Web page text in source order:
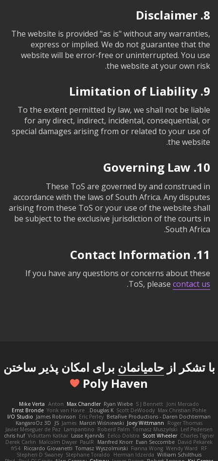
8. Disclaimer
The website is provided "as is" without any warranties,
express or implied. We do not guarantee that the
website will be error-free or uninterrupted. You use
the website at your own risk.
9. Limitation of Liability
To the extent permitted by law, we shall not be liable
for any direct, indirect, incidental, consequential, or
special damages arising from or related to your use of
the website.
10. Governing Law
These ToS are governed by and construed in
accordance with the laws of South Africa. Any disputes
arising from these ToS or your use of the website shall
be subject to the exclusive jurisdiction of the courts in
South Africa.
11. Contact Information
If you have any questions or concerns about these
ToS, please contact us
.
با تشکر از حامیانمان برای امکان پذیر ساختن
Poly Haven
Joni Mercado
S J Bennett
Ryan Wiebe
Max Chandler
Anton
Mike Verta
Max Christian Pohle
Scott DeWoody
Douglas K.
Yorik van Havre
Ernst Bronde
BetaFive Productions - Daren Dochterman
Eric Perley
James Robinson
I/O Studio
Roger Thomas
Joey Wittmann
Marcin Wiśniewski
James
JS
KangaroOz 3D
Leif Pedersen
Tomasz Muszyński
Roberd Palm
Lampantino
Javier Meseguer de Paz
Charles Tigner
Scott Wheeler
Eelco Dolstra
Lasse Kjønnås
Viduttam Katkar
chris huf
David Pekarek
Evan Seccombe
Manfred Knorr
PaulR
Malcolm Dwyer
Derek Carlin
RF
Wendy Ward
Fianna Wong
Tomasz Wyszolmirski
Riccardo Giovanetti
fr54
William Schilthuis
Herman Idzerda
Stephane Toraldo
Stephen D Swaney